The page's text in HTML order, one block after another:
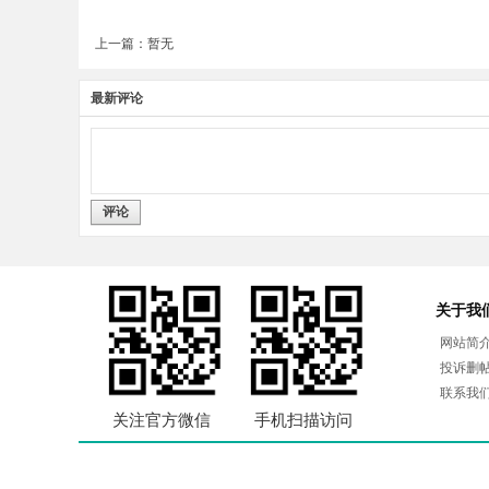
上一篇：暂无
最新评论
评论
关注官方微信 手机扫描访问
关于我
网站简
投诉删
联系我